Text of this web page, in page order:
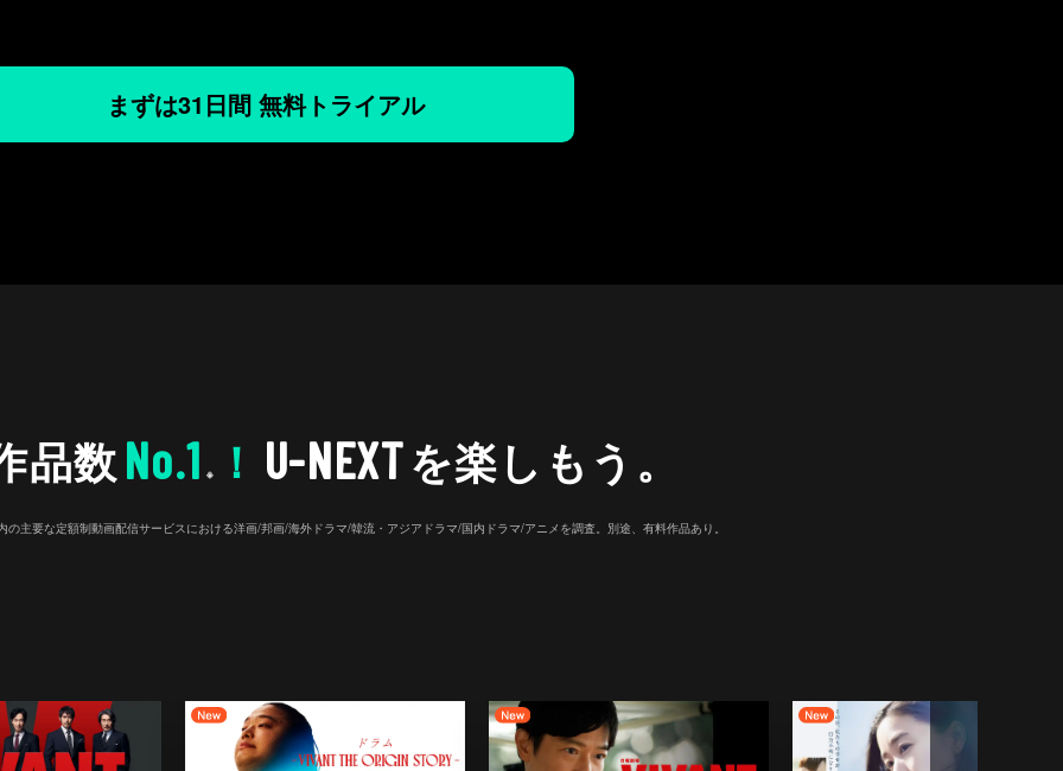
まずは31日間 無料トライアル
品数No.1 ※ ！ U-NEXTを楽しもう。
主要な定額制動画配信サービスにおける洋画/邦画/海外ドラマ/韓流・アジアドラマ/国内ドラマ/アニメを調査。別途、有料作品あり。